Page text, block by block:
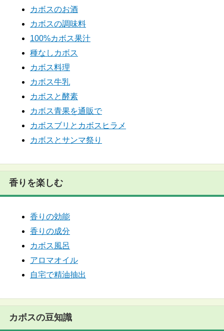
カボスのお酒
カボスの調味料
100%カボス果汁
種なしカボス
カボス料理
カボス牛乳
カボスと酵素
カボス青果を通販で
カボスブリとカボスヒラメ
カボスとサンマ祭り
香りを楽しむ
香りの効能
香りの成分
カボス風呂
アロマオイル
自宅で精油抽出
カボスの豆知識